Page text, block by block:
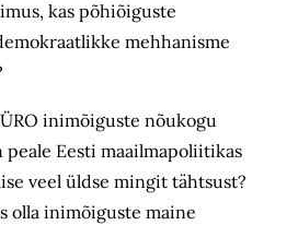
kas põhiõiguste
mehhanisme
inimõiguste nõukogu
peale Eesti maailmapoliitikas
veel üldse mingit tähtsust?
olla inimõiguste maine